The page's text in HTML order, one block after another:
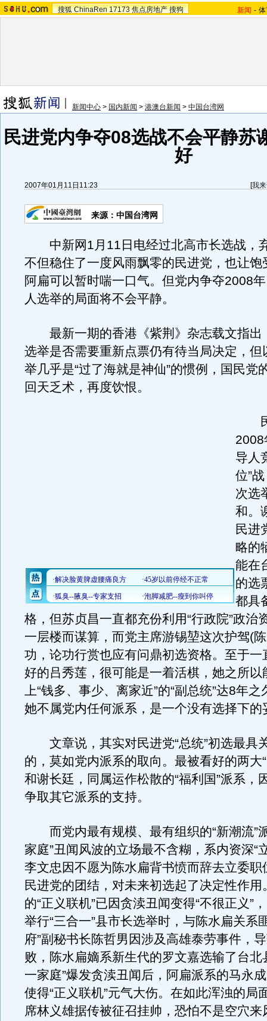
搜狐 ChinaRen 17173 焦点房地产 搜狗 新闻 -
新闻中心 > 国内新闻 > 港澳台新闻 > 中国台湾网
民进党内争夺08选战不会平静苏
好
2007年01月11日11:23 [我
来源：中国台湾网
中新网1月11日电经过北高市长选战，
不但稳住了一度风雨飘零的民进党，也让饱
阿扁可以暂时喘一口气。但党内争夺2008
人选举的局面将不会平静。
最新一期的香港《紫荆》杂志载文指出
选举是否需要重新点票仍有待当局决定，但
举几乎是“过了海就是神仙”的惯例，国民党
回天乏术，再度饮恨。
民
2008
导人
位”
次选
和。
民进
略的
能在
的选
都具
格，但苏贞昌一直都充份利用“行政院”政治
一层楼而谋算，而党主席游锡堃这次护驾(
功，论功行赏也应有问鼎初选资格。至于一
好的吕秀莲，很可能是一着活棋，她之所以
上“钱多、事少、离家近”的“副总统”达8年
她不属党内任何派系，是一个没有选择下的
文章说，其实对民进党“总统”初选最具
的，莫如党内派系的取向。最被看好的两大
和谢长廷，同属运作松散的“福利国”派系，
争取其它派系的支持。
而党内最有规模、最有组织的“新潮流”
家庭”丑闻风波的立场最不含糊，系内资深“
李文忠因不愿为陈水扁背书愤而辞去立委职
民进党的团结，对未来初选起了决定性作用
的“正义联机”已因贪渎丑闻变得“不很正义”
举行“三合一”县市长选举时，与陈水扁关系
府”副秘书长陈哲男因涉及高雄泰劳事件，
败，陈水扁嫡系新生代的罗文嘉选输了台北
一家庭”爆发贪渎丑闻后，阿扁派系的马永
使得“正义联机”元气大伤。在如此浑浊的局
席林义雄据传被征召挂帅，恐怕不是空穴来